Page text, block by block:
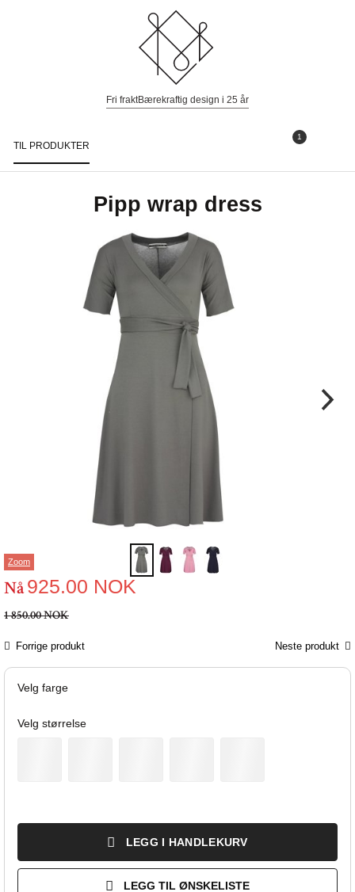
Fri fraktBærekraftig design i 25 år
1
TIL PRODUKTER
Pipp wrap dress
Zoom
Nå925.00 NOK
1 850.00 NOK
Forrige produkt Neste produkt
Velg farge
Velg størrelse
LEGG I HANDLEKURV
LEGG TIL ØNSKELISTE